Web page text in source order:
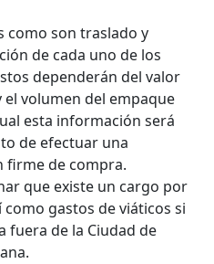
como son traslado y
de cada uno de los
dependerán del valor
volumen del empaque
esta información será
de efectuar una
firme de compra.
que existe un cargo por
gastos de viáticos si
fuera de la Ciudad de